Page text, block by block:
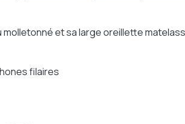
molletonné et sa large oreillette
filaires